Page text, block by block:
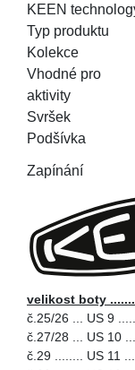
KEEN
Typ produktu
Kolekce
Vhodné pro
aktivity
Svršek
Podšívka
Zapínání
velikost boty .......
č.25/26 ... US 9
č.27/28 ... US 10
č.29 ........ US 11